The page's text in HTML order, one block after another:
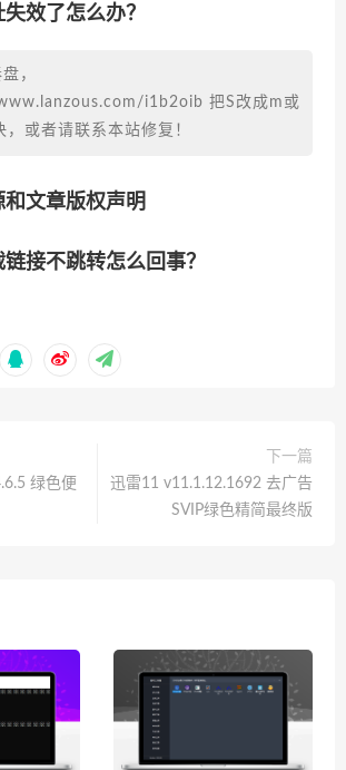
效了怎么办？
，
i1b2oib 把S改成m或
，或者请联系本站修复！
文章版权声明
接不跳转怎么回事？
绿色便
下一篇
迅雷11 v11.1.12.1692 去广告
SVIP绿色精简最终版